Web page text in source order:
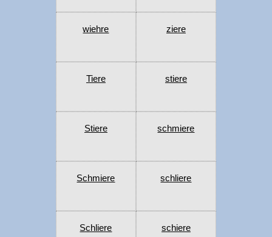
wiehre ziere
Tiere stiere
Stiere schmiere
Schmiere schliere
Schliere schiere